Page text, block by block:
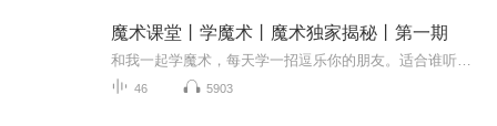
魔术课堂丨学魔术丨魔术独家揭秘丨第一期
46 5903